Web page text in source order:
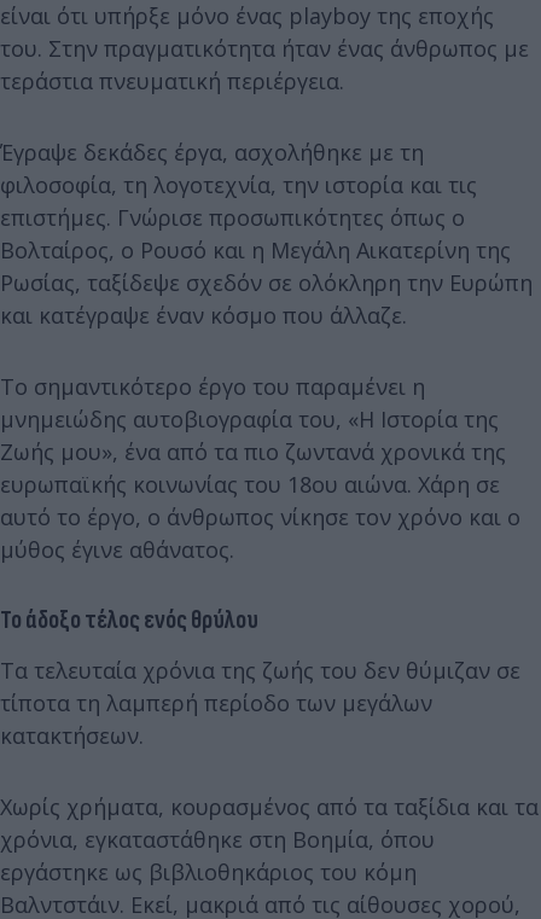
είναι ότι υπήρξε μόνο ένας playboy της εποχής
του. Στην πραγματικότητα ήταν ένας άνθρωπος με
τεράστια πνευματική περιέργεια.
Έγραψε δεκάδες έργα, ασχολήθηκε με τη
φιλοσοφία, τη λογοτεχνία, την ιστορία και τις
επιστήμες. Γνώρισε προσωπικότητες όπως ο
Βολταίρος, ο Ρουσό και η Μεγάλη Αικατερίνη της
Ρωσίας, ταξίδεψε σχεδόν σε ολόκληρη την Ευρώπη
και κατέγραψε έναν κόσμο που άλλαζε.
Το σημαντικότερο έργο του παραμένει η
μνημειώδης αυτοβιογραφία του, «Η Ιστορία της
Ζωής μου», ένα από τα πιο ζωντανά χρονικά της
ευρωπαϊκής κοινωνίας του 18ου αιώνα. Χάρη σε
αυτό το έργο, ο άνθρωπος νίκησε τον χρόνο και ο
μύθος έγινε αθάνατος.
Το άδοξο τέλος ενός θρύλου
Τα τελευταία χρόνια της ζωής του δεν θύμιζαν σε
τίποτα τη λαμπερή περίοδο των μεγάλων
κατακτήσεων.
Χωρίς χρήματα, κουρασμένος από τα ταξίδια και τα
χρόνια, εγκαταστάθηκε στη Βοημία, όπου
εργάστηκε ως βιβλιοθηκάριος του κόμη
Βαλντστάιν. Εκεί, μακριά από τις αίθουσες χορού,